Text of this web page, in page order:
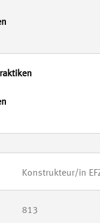
-
Konstrukteur/in
813